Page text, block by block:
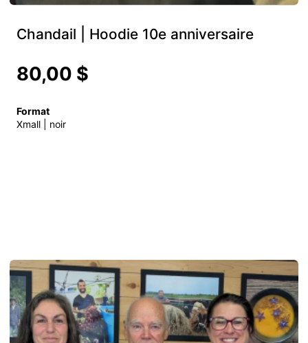
Chandail | Hoodie 10e anniversaire
80,00 $
Format
Xmall | noir